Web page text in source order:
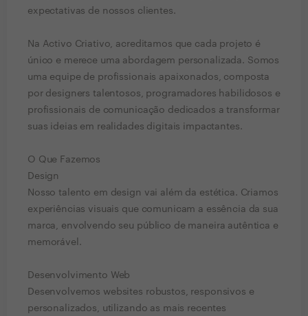
expectativas de nossos clientes.
Na Activo Criativo, acreditamos que cada projeto é
único e merece uma abordagem personalizada. Somos
uma equipe de profissionais apaixonados, composta
por designers talentosos, programadores habilidosos e
profissionais de comunicação dedicados a transformar
suas ideias em realidades digitais impactantes.
O Que Fazemos
Design
Nosso talento em design vai além da estética. Criamos
experiências visuais que comunicam a essência da sua
marca, envolvendo seu público de maneira autêntica e
memorável.
Desenvolvimento Web
Desenvolvemos websites robustos, responsivos e
personalizados, utilizando as mais recentes